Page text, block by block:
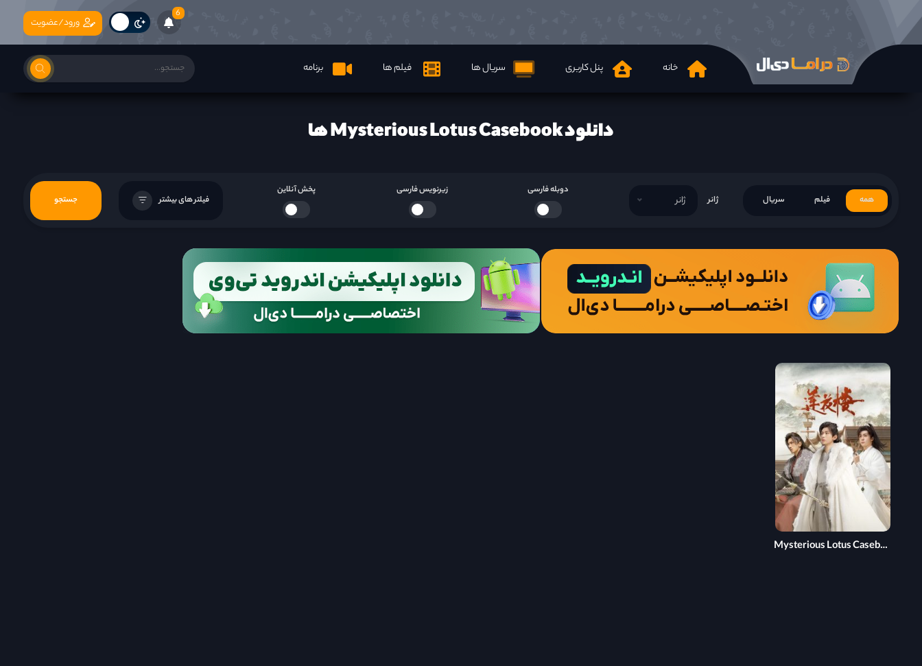
6
خانه پنل کاربری سریال ها فیلم ها برنامه
ورود/عضویت
دانلود Mysterious Lotus Casebook ها
همه فیلم سریال ژانر ژانر
دوبله فارسی زیرنویس فارسی پخش آنلاین
فیلتر های بیشتر جستجو
Mysterious Lotus Casebook